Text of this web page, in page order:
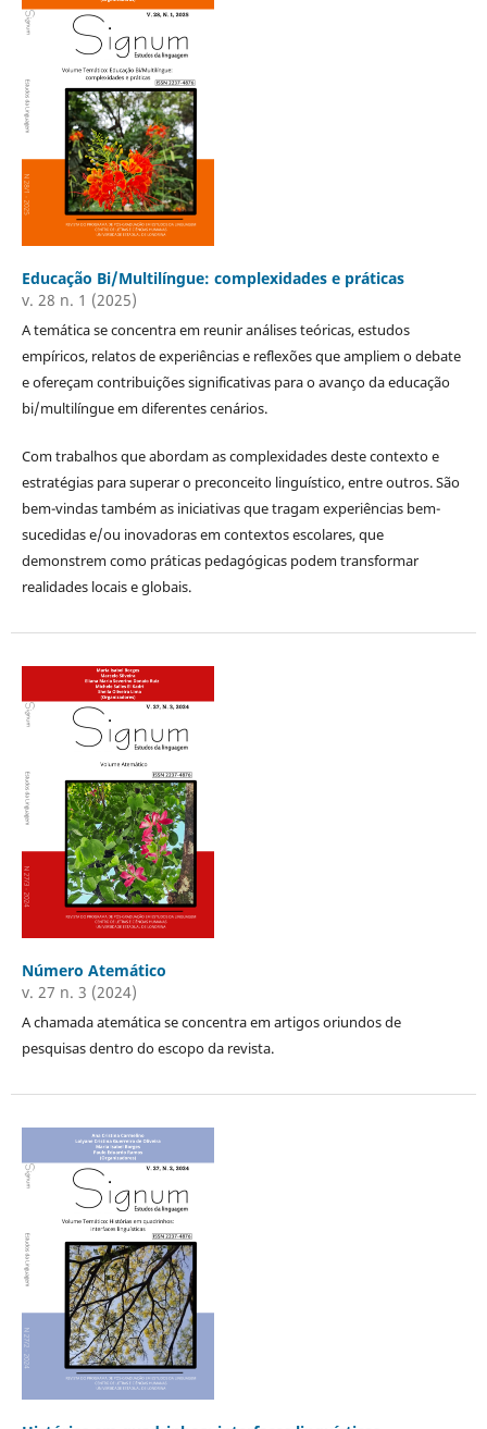
Educação Bi/Multilíngue: complexidades e práticas
v. 28 n. 1 (2025)
A temática se concentra em reunir análises teóricas, estudos
empíricos, relatos de experiências e reflexões que ampliem o debate
e ofereçam contribuições significativas para o avanço da educação
bi/multilíngue em diferentes cenários.
Com trabalhos que abordam as complexidades deste contexto e
estratégias para superar o preconceito linguístico, entre outros. São
bem-vindas também as iniciativas que tragam experiências bem-
sucedidas e/ou inovadoras em contextos escolares, que
demonstrem como práticas pedagógicas podem transformar
realidades locais e globais.
Número Atemático
v. 27 n. 3 (2024)
A chamada atemática se concentra em artigos oriundos de
pesquisas dentro do escopo da revista.